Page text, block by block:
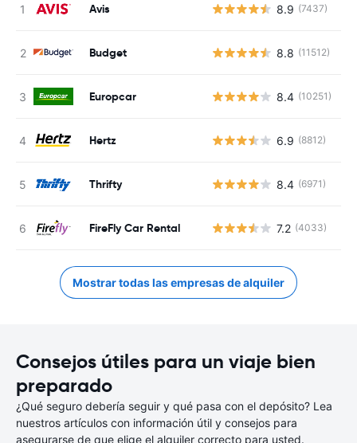
Avis 8.9 (7437)
Budget 8.8 (11512)
Europcar 8.4 (10251)
Hertz 6.9 (8812)
Thrifty 8.4 (6971)
FireFly Car Rental 7.2 (4033)
Mostrar todas las empresas de alquiler
Consejos útiles para un viaje bien
preparado
¿Qué seguro debería seguir y qué pasa con el depósito? Lea
nuestros artículos con información útil y consejos para
asegurarse de que elige el alquiler correcto para usted.